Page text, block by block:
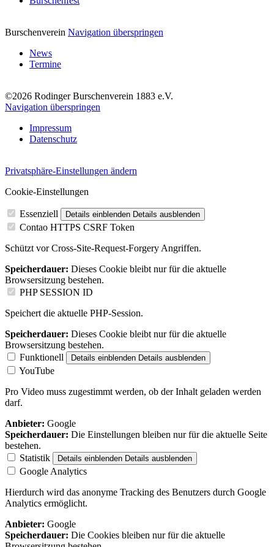
Burschenverein Navigation überspringen
News
Termine
©2026 Rodinger Burschenverein 1883 e.V.
Navigation überspringen
Impressum
Datenschutz
Privatsphäre-Einstellungen ändern
Cookie-Einstellungen
Essenziell Details einblenden Details ausblenden
Contao HTTPS CSRF Token
Schützt vor Cross-Site-Request-Forgery Angriffen.
Speicherdauer: Dieses Cookie bleibt nur für die aktuelle
Browsersitzung bestehen.
PHP SESSION ID
Speichert die aktuelle PHP-Session.
Speicherdauer: Dieses Cookie bleibt nur für die aktuelle
Browsersitzung bestehen.
Funktionell
Details einblenden Details ausblenden
YouTube
Pro Video muss zugestimmt werden, ob der Inhalt geladen werden
darf.
Anbieter: Google
Speicherdauer: Die Einstellungen bleiben nur für die aktuelle Seite
bestehen.
Statistik
Details einblenden Details ausblenden
Google Analytics
Hierdurch wird das anonyme Tracking des Benutzers durch Google
Analytics ermöglicht.
Anbieter: Google
Speicherdauer: Die Cookies bleiben nur für die aktuelle